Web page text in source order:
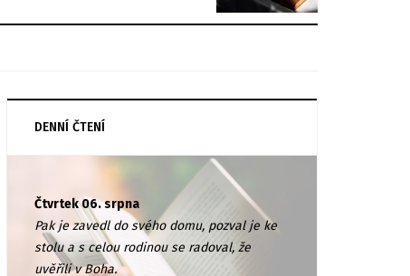
DENNÍ ČTENÍ
Čtvrtek 06. srpna
Pak je zavedl do svého domu, pozval je ke
stolu a s celou rodinou se radoval, že
uvěřili v Boha.